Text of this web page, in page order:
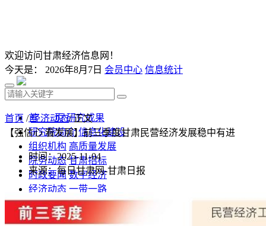
欢迎访问甘肃经济信息网！
今天是： 2026年8月7日 会员中心 信息统计
首 页 研究成果
研究院简介 信息化建设
组织机构 高质量发展
院务动态 甘肃招标
时政要闻 数字经济
经济动态 一带一路
发改视点 乡村振兴
投资分析 发展规划
首页 /经济动态/ 正文
【强信心 看发展】前三季度甘肃民营经济发展稳中有进
时间：2025-11-04
来源：每日甘肃网-甘肃日报